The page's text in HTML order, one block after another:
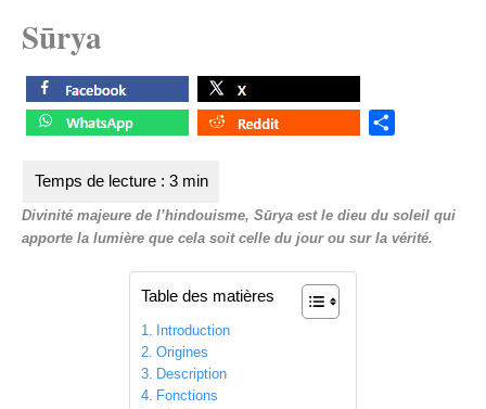
Sūrya
e
Divinité majeure de l’hindouisme, Sūrya est le dieu du soleil qui
apporte la lumière que cela soit celle du jour ou sur la vérité.
Table des matières
Introduction
Origines
Description
Fonctions